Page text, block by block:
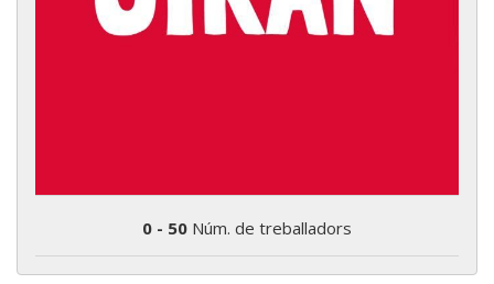
0 - 50 Núm. de treballadors